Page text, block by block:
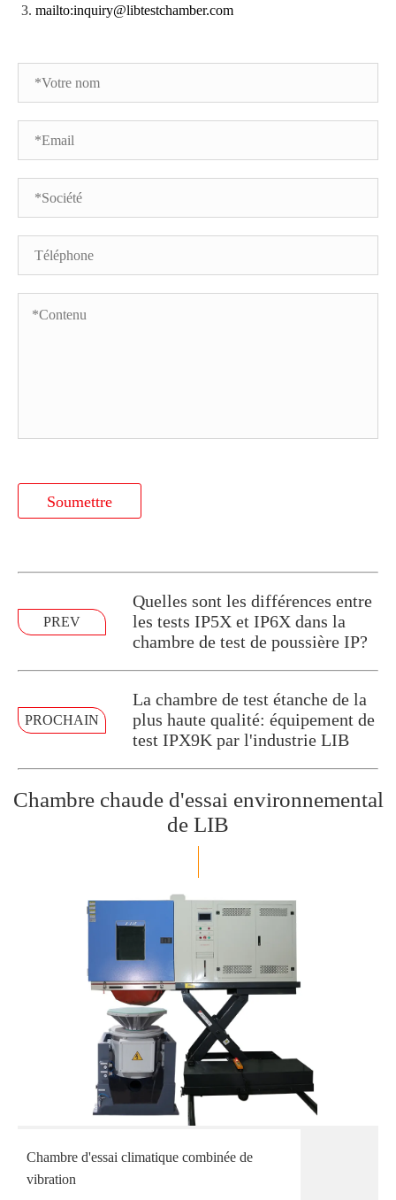
mailto:inquiry@libtestchamber.com
Soumettre
PREV
Quelles sont les différences entre
les tests IP5X et IP6X dans la
chambre de test de poussière IP?
PROCHAIN
La chambre de test étanche de la
plus haute qualité: équipement de
test IPX9K par l'industrie LIB
Chambre chaude d'essai environnemental
de LIB
Chambre d'essai climatique combinée de
vibration